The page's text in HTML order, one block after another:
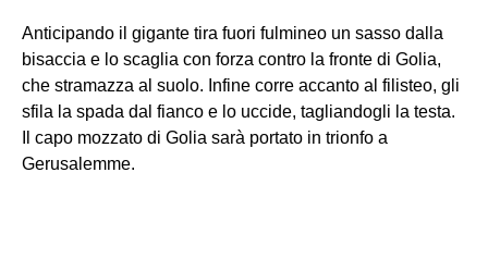
Anticipando il gigante tira fuori fulmineo un sasso dalla
bisaccia e lo scaglia con forza contro la fronte di Golia,
che stramazza al suolo. Infine corre accanto al filisteo, gli
sfila la spada dal fianco e lo uccide, tagliandogli la testa.
Il capo mozzato di Golia sarà portato in trionfo a
Gerusalemme.